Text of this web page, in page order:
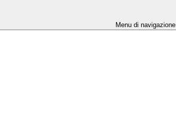
Menu di navigazione